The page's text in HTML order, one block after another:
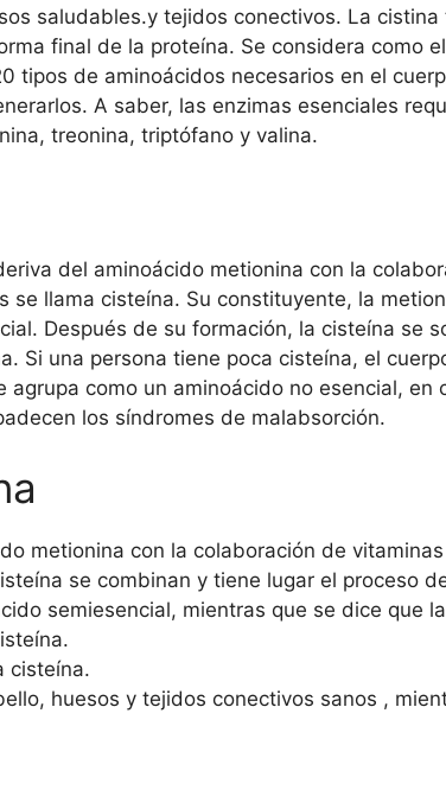
saludables.y tejidos conectivos. La
final de la proteína. Se considera como
tipos de aminoácidos necesarios en el
A saber, las enzimas esenciales
treonina, triptófano y valina.
del aminoácido metionina con la
se llama cisteína. Su constituyente, la
Después de su formación, la cisteína se
Si una persona tiene poca cisteína, el
como un aminoácido no esencial,
los síndromes de malabsorción.
metionina con la colaboración de
se combinan y tiene lugar el proceso
semiesencial, mientras que se dice que
cisteína.
huesos y tejidos conectivos sanos ,